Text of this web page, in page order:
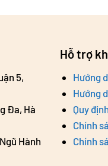
5,
Đa, Hà
Hành
Hỗ trợ
Hướng
Hướng
Quy
Chính
Chính